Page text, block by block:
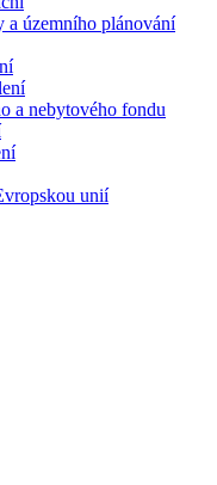
a územního plánování
a nebytového fondu
unií